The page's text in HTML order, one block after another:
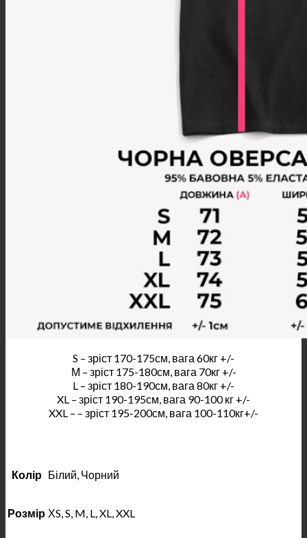
S – зріст 170-175см, вага 60кг +/-
М – зріст 175-180см, вага 70кг +/-
L – зріст 180-190см, вага 80кг +/-
XL – зріст 190-195см, вага 90-100 кг +/-
XXL – – зріст 195-200см, вага 100-110кг+/-
Колір Білий, Чорний
Розмір ХS, S, M, L, XL, XXL